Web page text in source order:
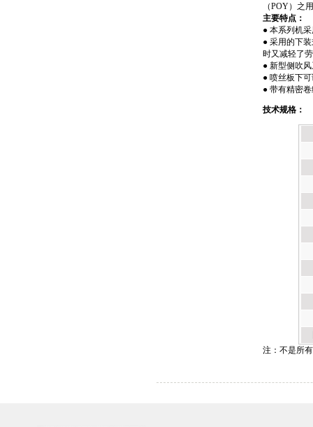
（POY）之
主要特点：
● 本系列机
● 采用的下
时又减轻了
● 新型侧吹
● 喷丝板下
● 带有精密
技术规格：
注：不是所